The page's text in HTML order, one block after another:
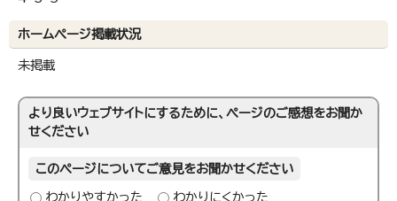
ホームページ掲載状況
未掲載
より良いウェブサイトにするために、ページのご感想をお聞か
せください
このページについてご意見をお聞かせください
わかりやすかった わかりにくかった